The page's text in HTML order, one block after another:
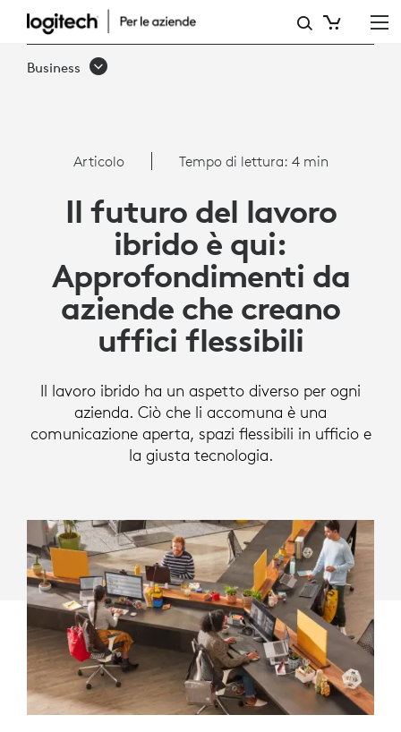
ARTICOLO:
APPROFONDIMENTI
CREANO
UFFICI
FLESSIBILI
Business
Articolo Tempo di lettura: 4 min
Il futuro del lavoro
ibrido è qui:
Approfondimenti da
aziende che creano
uffici flessibili
Il lavoro ibrido ha un aspetto diverso per ogni
azienda. Ciò che li accomuna è una
comunicazione aperta, spazi flessibili in ufficio e
la giusta tecnologia.